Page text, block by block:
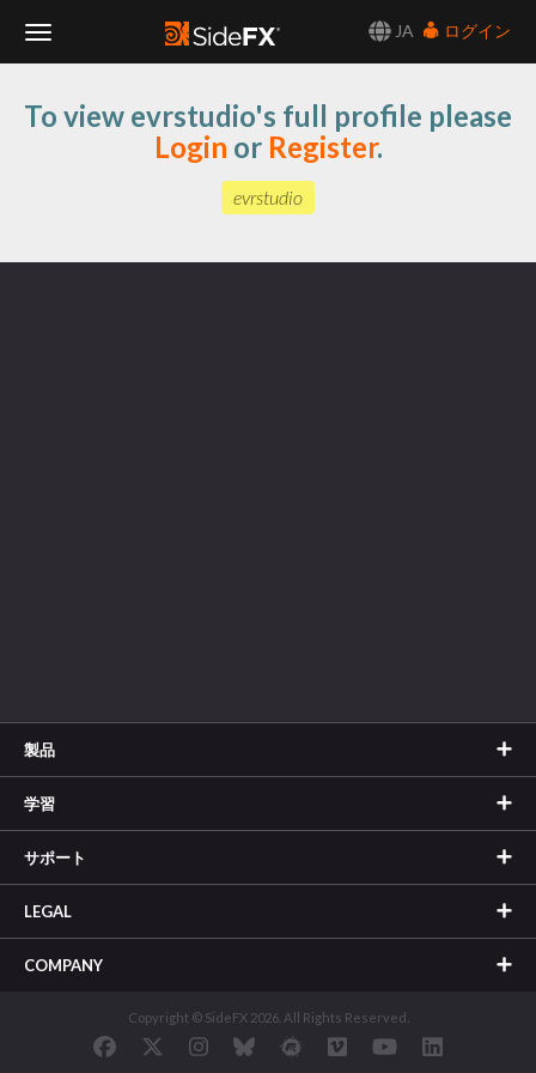
JA
ログイン
Navigation
To view evrstudio's full profile please
Login or Register.
evrstudio
製品
学習
サポート
LEGAL
COMPANY
Copyright © SideFX 2026. All Rights Reserved.